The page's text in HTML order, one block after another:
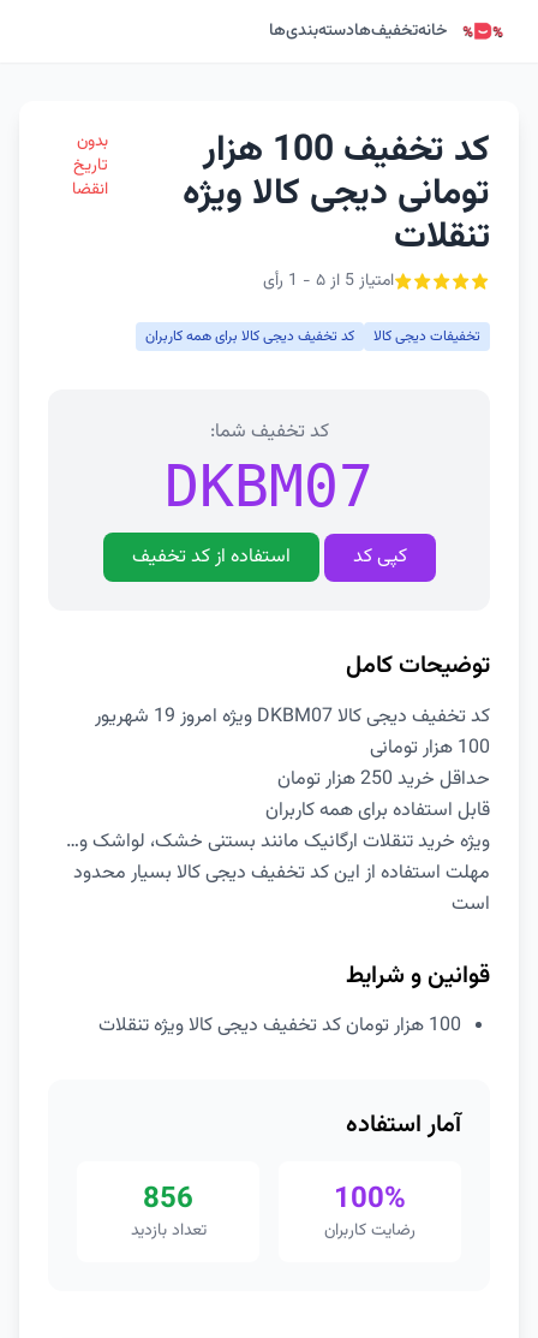
خانهتخفیف‌هادسته‌بندی‌ها
کد تخفیف 100 هزار
تومانی دیجی کالا ویژه
تنقلات
امتیاز 5 از ۵ - 1 رأی
بدون
تاریخ
انقضا
تخفیفات دیجی کالا کد تخفیف دیجی کالا برای همه کاربران
کد تخفیف شما:
DKBM07
کپی کد استفاده از کد تخفیف
توضیحات کامل
کد تخفیف دیجی کالا DKBM07 ویژه امروز 19 شهریور
100 هزار تومانی
حداقل خرید 250 هزار تومان
قابل استفاده برای همه کاربران
ویژه خرید تنقلات ارگانیک مانند بستنی خشک، لواشک و…
مهلت استفاده از این کد تخفیف دیجی کالا بسیار محدود
است
قوانین و شرایط
100 هزار تومان کد تخفیف دیجی کالا ویژه تنقلات
آمار استفاده
100%
رضایت کاربران
856
تعداد بازدید